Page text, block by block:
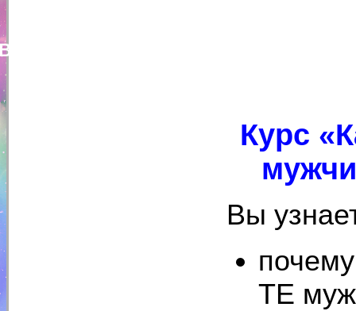
Вантер
Курс
Вы
ТЕ